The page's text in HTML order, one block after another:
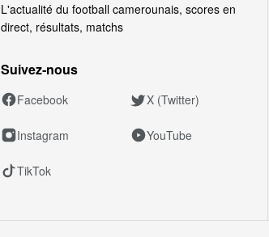
L'actualité du football camerounais, scores en
direct, résultats, matchs
Suivez‑nous
Facebook X (Twitter)
Instagram YouTube
TikTok